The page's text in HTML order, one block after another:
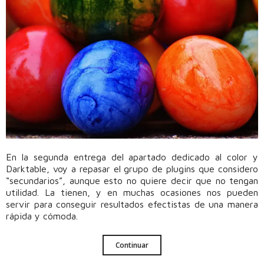
En la segunda entrega del apartado dedicado al color y
Darktable, voy a repasar el grupo de plugins que considero
“secundarios”, aunque esto no quiere decir que no tengan
utilidad. La tienen, y en muchas ocasiones nos pueden
servir para conseguir resultados efectistas de una manera
rápida y cómoda.
Continuar